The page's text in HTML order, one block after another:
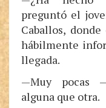
preguntó el
Caballos,
hábilmente
llegada.
—Muy pocas
alguna que otra.